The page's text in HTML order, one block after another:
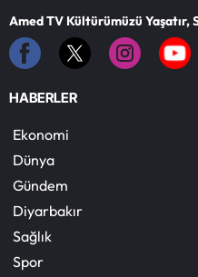
Amed TV Kültürümüzü Yaşatır,
HABERLER
Ekonomi
Dünya
Gündem
Diyarbakır
Sağlık
Spor